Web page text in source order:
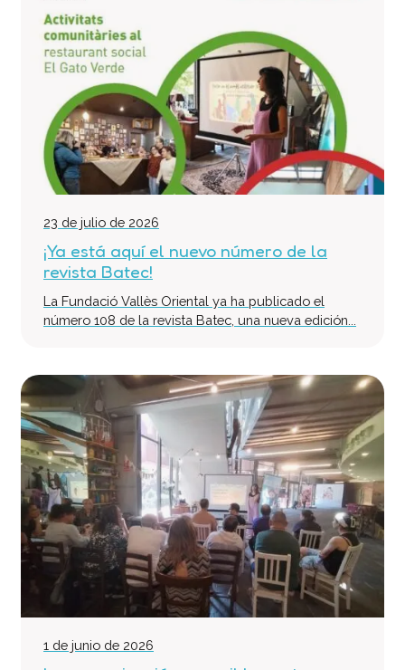
23 de julio de 2026
¡Ya está aquí el nuevo número de la
revista Batec!
La Fundació Vallès Oriental ya ha publicado el
número 108 de la revista Batec, una nueva edición...
1 de junio de 2026